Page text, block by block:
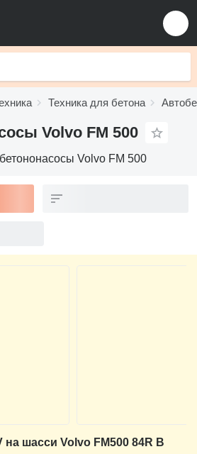
Техника для бетона
Volvo FM 500
Volvo FM 500
на шасси Volvo FM500 84R B